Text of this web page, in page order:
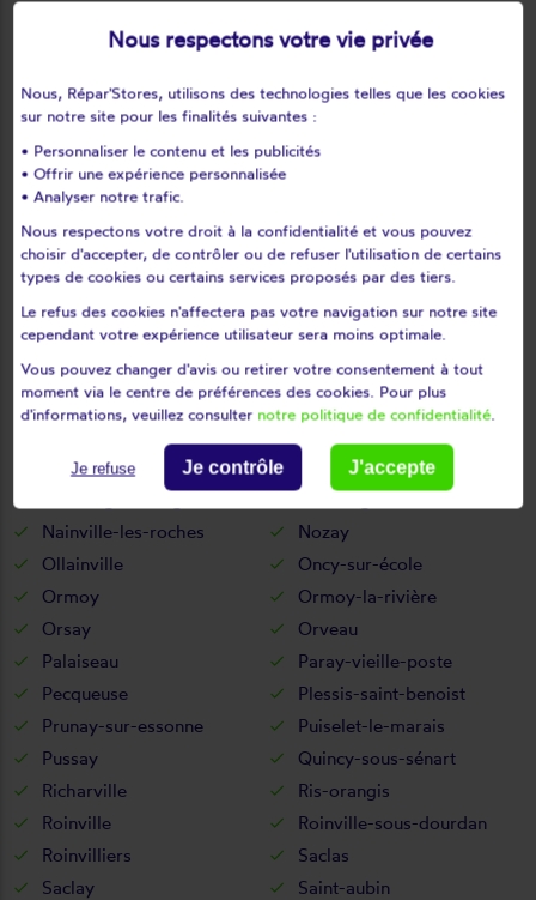
Les granges-le-roi
Les molières
Leuville-sur-orge
Limours
Limours en hurepoix
Linas
Lisses
Longpont-sur-orge
Marcoussis
Marolles-en-beauce
Marolles-en-hurepoix
Massy
Mauchamps
Mennecy
Méréville
Mérobert
Mespuits
Milly-la-forêt
Moigny-sur-école
Monnerville
Morangis
Morigny-champigny
Morsang-sur-orge
Morsang-sur-seine
Nainville-les-roches
Nozay
Ollainville
Oncy-sur-école
Ormoy
Ormoy-la-rivière
Orsay
Orveau
Palaiseau
Paray-vieille-poste
Pecqueuse
Plessis-saint-benoist
Prunay-sur-essonne
Puiselet-le-marais
Pussay
Quincy-sous-sénart
Richarville
Ris-orangis
Roinville
Roinville-sous-dourdan
Roinvilliers
Saclas
Saclay
Saint-aubin
Nous respectons votre vie privée
Nous, Répar'Stores, utilisons des technologies telles que les cookies
sur notre site pour les finalités suivantes :
• Personnaliser le contenu et les publicités
• Offrir une expérience personnalisée
• Analyser notre trafic.
Nous respectons votre droit à la confidentialité et vous pouvez
choisir d'accepter, de contrôler ou de refuser l'utilisation de certains
types de cookies ou certains services proposés par des tiers.
Le refus des cookies n'affectera pas votre navigation sur notre site
cependant votre expérience utilisateur sera moins optimale.
Vous pouvez changer d'avis ou retirer votre consentement à tout
moment via le centre de préférences des cookies. Pour plus
d'informations, veuillez consulter notre politique de confidentialité.
Je refuse Je contrôle J'accepte